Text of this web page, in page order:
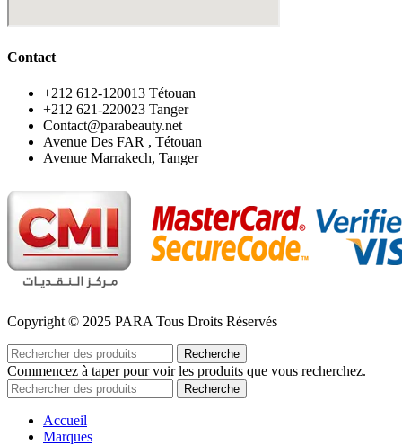
Contact
‪+212 612-120013 Tétouan
‪+212 621-220023 Tanger
Contact@parabeauty.net
Avenue Des FAR , Tétouan
Avenue Marrakech, Tanger
Copyright © 2025 PARA Tous Droits Réservés
Recherche
Commencez à taper pour voir les produits que vous recherchez.
Recherche
Accueil
Marques